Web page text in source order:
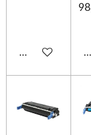
Ajouter au